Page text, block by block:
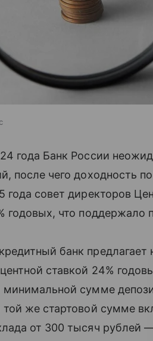
года Банк России
после чего доходность
года совет директоров
годовых, что поддержало
банк
ставкой 24%
минимальной сумме
той же стартовой сумме
от 300 тысяч рублей —